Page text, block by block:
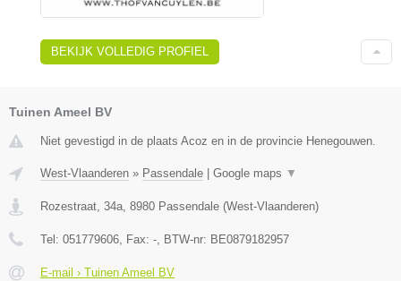
BEKIJK VOLLEDIG PROFIEL
Tuinen Ameel BV
Niet gevestigd in de plaats Acoz en in de provincie Henegouwen.
West-Vlaanderen » Passendale Google maps ▼
Rozestraat, 34a, 8980 Passendale (West-Vlaanderen)
Tel: 051779606, Fax: -, BTW-nr: BE0879182957
E-mail › Tuinen Ameel BV